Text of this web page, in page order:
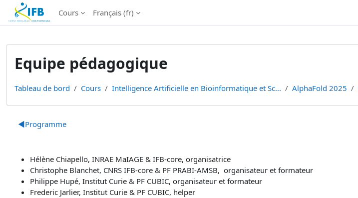
Institut Français de Bioinformatique - Les formations
Passer au contenu principal
Cours Français ‎(fr)‎
Equipe pédagogique
Tableau de bord Cours Intelligence Artificielle en Bioinformatique et Sc... AlphaFold 2025
Résumé de section
◀︎Programme
Hélène Chiapello, INRAE MaIAGE & IFB-core, organisatrice
Christophe Blanchet, CNRS IFB-core & PF PRABI-AMSB, organisateur et formateur
Philippe Hupé, Institut Curie & PF CUBIC, organisateur et formateur
Frederic Jarlier, Institut Curie & PF CUBIC, helper